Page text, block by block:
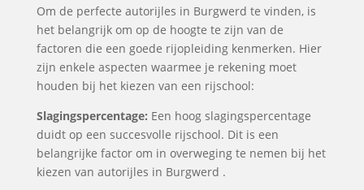
Om de perfecte autorijles in Burgwerd te vinden, is
het belangrijk om op de hoogte te zijn van de
factoren die een goede rijopleiding kenmerken. Hier
zijn enkele aspecten waarmee je rekening moet
houden bij het kiezen van een rijschool:
Slagingspercentage: Een hoog slagingspercentage
duidt op een succesvolle rijschool. Dit is een
belangrijke factor om in overweging te nemen bij het
kiezen van autorijles in Burgwerd .